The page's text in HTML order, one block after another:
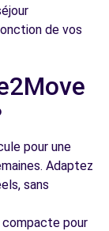
de vos
pour une
Adaptez
sans
compacte pour